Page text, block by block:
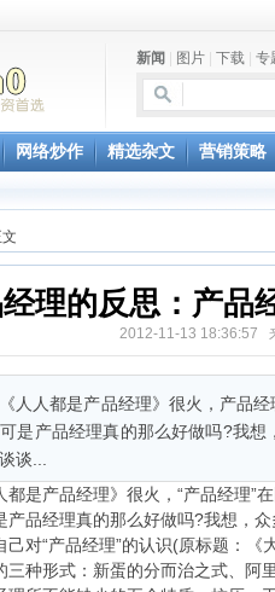
新闻 图片 下载 专
网络炒作 精选杂文 营销策略
理的反思：产品
2012-11-13 18:36:57
人都是产品经理》很火，产品经
是产品经理真的那么好做吗?我
谈...
产品经理》很火，“产品经理”在
产品经理真的那么好做吗?我想，
己对“产品经理”的认识(原标题：
三种形式：新蛋的分而治之式、阿